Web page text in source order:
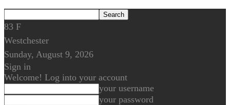
83 F
Westchester
Sunday, August 9, 2026
Sign in
Welcome! Log into your account
your username
your password